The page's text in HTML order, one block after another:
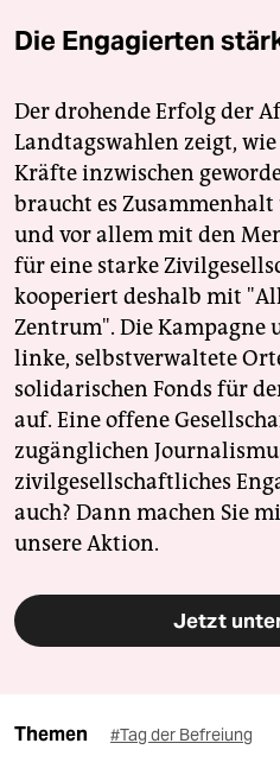
Die Engagierten
Der drohende Erfolg der
Landtagswahlen zeigt,
Kräfte inzwischen
braucht es
und vor allem mit den
für eine starke
kooperiert deshalb mit
Zentrum". Die Kampagne
linke, selbstverwaltete
solidarischen Fonds für
auf. Eine offene
zugänglichen
zivilgesellschaftliches
auch? Dann machen Sie
unsere Aktion.
Jetzt
Themen #Tag der Befreiung